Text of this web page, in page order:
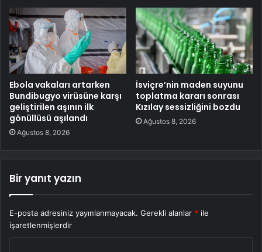
Ebola vakaları artarken
Bundibugyo virüsüne karşı
geliştirilen aşının ilk
gönüllüsü aşılandı
Ağustos 8, 2026
İsviçre’nin maden suyunu
toplatma kararı sonrası
Kızılay sessizliğini bozdu
Ağustos 8, 2026
Bir yanıt yazın
E-posta adresiniz yayınlanmayacak. Gerekli alanlar * ile
işaretlenmişlerdir